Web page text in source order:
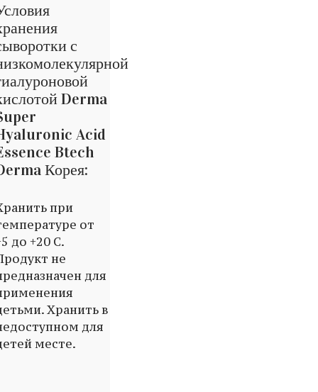
с
Derma
Acid
Btech
Корея:
при
от
до +20 C.
не
для
Хранить в
для
месте.